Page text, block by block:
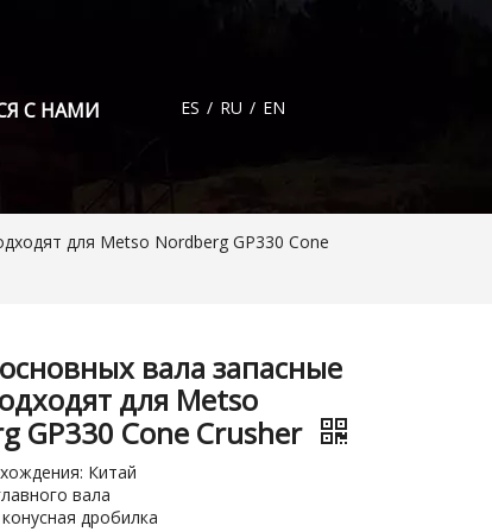
С НАМИ ES / RU / EN
для Metso Nordberg GP330 Cone
вала запасные
для Metso
GP330 Cone Crusher
Китай
вала
дробилка